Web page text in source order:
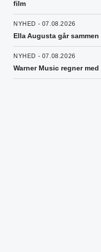
film
NYHED - 07.08.2026
Ella Augusta går
NYHED - 07.08.2026
Warner Music regner